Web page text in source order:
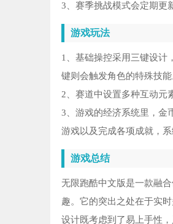
3、赛季挑战模式会定期更
游戏玩法
1、基础操控采用三键设计
键则会触发角色的特殊技能
2、赛道中设置多种互动元
3、游戏的经济系统里，金
游戏以及完成各项成就，
游戏总结
无限跑酷中文版是一款融
趣。它的突出之处在于实
设计既考虑到了易上手性